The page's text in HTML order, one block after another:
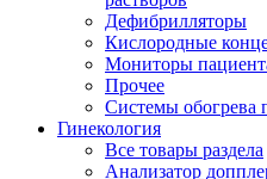
Дефибрилляторы
Кислородные
Мониторы
Прочее
Системы обогрева
Гинекология
Все товары раздела
Анализатор